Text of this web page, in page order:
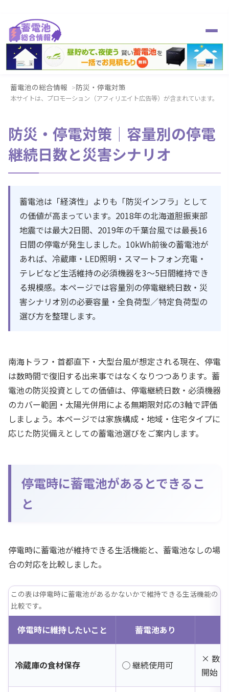
蓄電池の総合情報 防災・停電対策
本サイトは、プロモーション（アフィリエイト広告等）が含まれています。
防災・停電対策｜容量別の停電
継続日数と災害シナリオ
蓄電池は「経済性」よりも「防災インフラ」として
の価値が高まっています。2018年の北海道胆振東部
地震では最大2日間、2019年の千葉台風では最長16
日間の停電が発生しました。10kWh前後の蓄電池が
あれば、冷蔵庫・LED照明・スマートフォン充電・
テレビなど生活維持の必須機器を3〜5日間維持でき
る規模感。本ページでは容量別の停電継続日数・災
害シナリオ別の必要容量・全負荷型／特定負荷型の
選び方を整理します。
南海トラフ・首都直下・大型台風が想定される現在、停電
は数時間で復旧する出来事ではなくなりつつあります。蓄
電池の防災投資としての価値は、停電継続日数・必須機器
のカバー範囲・太陽光併用による無期限対応の3軸で評価
しましょう。本ページでは家族構成・地域・住宅タイプに
応じた防災備えとしての蓄電池選びをご案内します。
停電時に蓄電池があるとできるこ
と
停電時に蓄電池が維持できる生活機能と、蓄電池なしの場
合の対応を比較しました。
この表は停電時に蓄電池があるかないかで維持できる生活機能の
比較です。
停電時に維持したいこと 蓄電池あり
冷蔵庫の食材保存 ◯ 継続使用可
× 数
開始